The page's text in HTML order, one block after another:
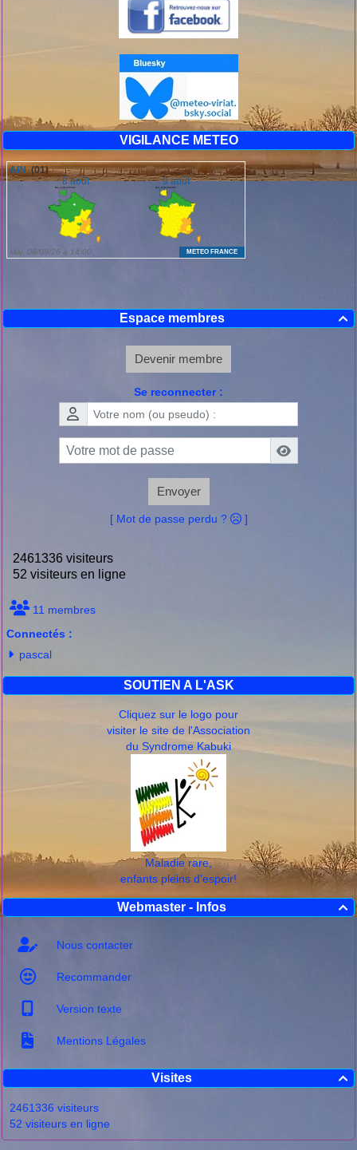
VIGILANCE METEO

Espace membres
Devenir membre
Se reconnecter :
Envoyer
[ Mot de passe perdu ? ]
2461336 visiteurs
52 visiteurs en ligne
11 membres
Connectés :
pascal
SOUTIEN A L'ASK
Cliquez sur le logo pour
visiter le site de l'Association
du Syndrome Kabuki
Maladie rare,
enfants pleins d'espoir!

Webmaster - Infos
Nous contacter
Recommander
Version texte
Mentions Légales

Visites
2461336 visiteurs
52 visiteurs en ligne